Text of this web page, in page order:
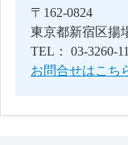
〒162-0824
東京都新宿区揚
TEL： 03-
お問合せはこち